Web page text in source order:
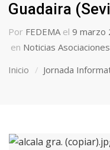
Guadaira
Por FEDEMA el 9 marzo
en Noticias Asociaciones
Inicio
Jornada